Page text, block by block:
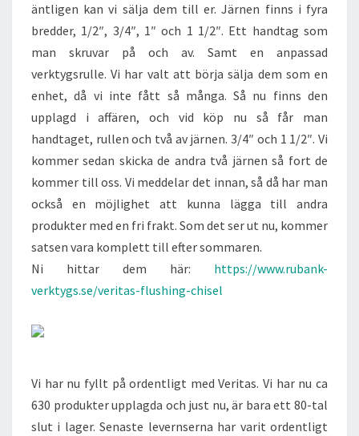
äntligen kan vi sälja dem till er. Järnen finns i fyra
bredder, 1/2″, 3/4″, 1″ och 1 1/2″. Ett handtag som
man skruvar på och av. Samt en anpassad
verktygsrulle. Vi har valt att börja sälja dem som en
enhet, då vi inte fått så många. Så nu finns den
upplagd i affären, och vid köp nu så får man
handtaget, rullen och två av järnen. 3/4″ och 1 1/2″. Vi
kommer sedan skicka de andra två järnen så fort de
kommer till oss. Vi meddelar det innan, så då har man
också en möjlighet att kunna lägga till andra
produkter med en fri frakt. Som det ser ut nu, kommer
satsen vara komplett till efter sommaren.
Ni hittar dem här: https://www.rubank-
verktygs.se/veritas-flushing-chisel
Vi har nu fyllt på ordentligt med Veritas. Vi har nu ca
630 produkter upplagda och just nu, är bara ett 80-tal
slut i lager. Senaste levernserna har varit ordentligt